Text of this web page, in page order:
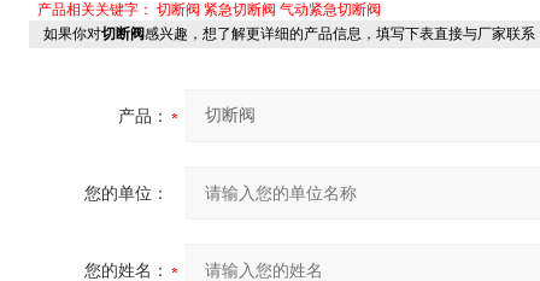
产品相关关键字： 切断阀 紧急切断阀 气动紧急切断阀
如果你对切断阀感兴趣，想了解更详细的产品信息，填写下表直接与厂家联系
产品：
您的单位：
您的姓名：